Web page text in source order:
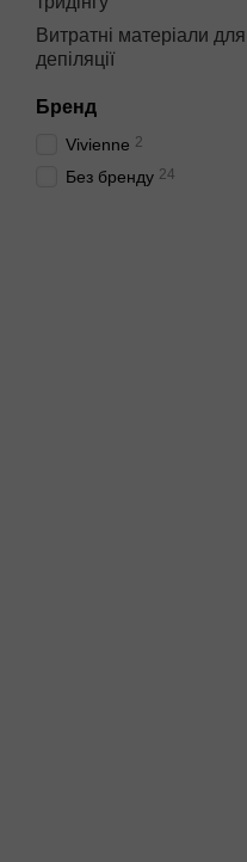
Витратні матеріали для
депіляції
Бренд
Vivienne 2
Без бренду 24